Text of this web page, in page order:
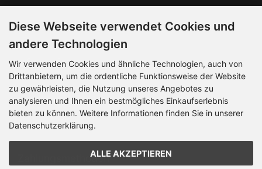
Informationen
Kontakt
Sitemap
Über uns
Zahlungsmethoden
Diese Webseite verwendet Cookies und
andere Technologien
Wir verwenden Cookies und ähnliche Technologien, auch von
Drittanbietern, um die ordentliche Funktionsweise der Website
zu gewährleisten, die Nutzung unseres Angebotes zu
analysieren und Ihnen ein bestmögliches Einkaufserlebnis
bieten zu können. Weitere Informationen finden Sie in unserer
Datenschutzerklärung.
ALLE AKZEPTIEREN